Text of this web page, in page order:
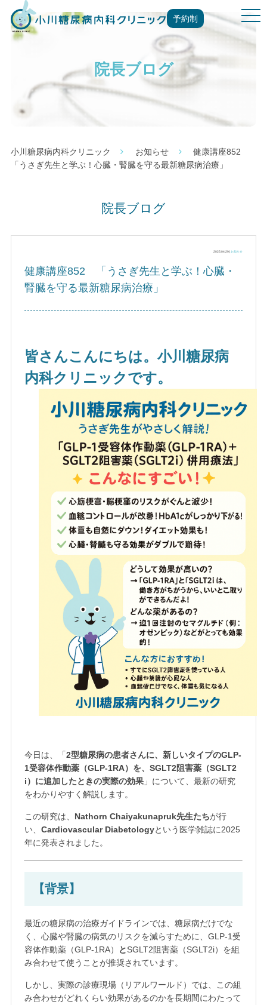
予約制
t
o
g
院長ブログ
小川糖尿病内科クリニック お知らせ
健康講座852
「うさぎ先生と学ぶ！心臓・腎臓を守る最新糖尿病治療」
院長ブログ
2025.04.29 |お知らせ
健康講座852 「うさぎ先生と学ぶ！心臓・
腎臓を守る最新糖尿病治療」
皆さんこんにちは。小川糖尿病
内科クリニックです。
今日は、「2型糖尿病の患者さんに、新しいタイプのGLP-
1受容体作動薬（GLP-1RA）を、SGLT2阻害薬（SGLT2
i）に追加したときの実際の効果 」について、最新の研究
をわかりやすく解説します。
この研究は、 Nathorn Chaiyakunapruk先生たちが行
い、Cardiovascular Diabetologyという医学雑誌に2025
年に発表されました。
【背景】
最近の糖尿病の治療ガイドラインでは、糖尿病だけでな
く、心臓や腎臓の病気のリスクを減らすために、GLP-1受
容体作動薬（GLP-1RA）
とSGLT2阻害薬（SGLT2i）を組
み合わせて使うことが推奨されています。
しかし、実際の診療現場（リアルワールド）では、この組
み合わせがどれくらい効果があるのかを長期間にわたって